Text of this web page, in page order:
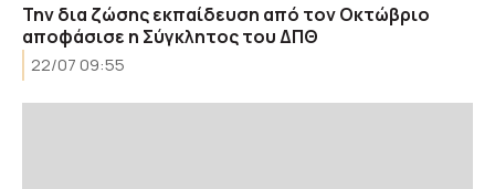
Την δια ζώσης εκπαίδευση από τον Οκτώβριο
αποφάσισε η Σύγκλητος του ΔΠΘ
22/07 09:55